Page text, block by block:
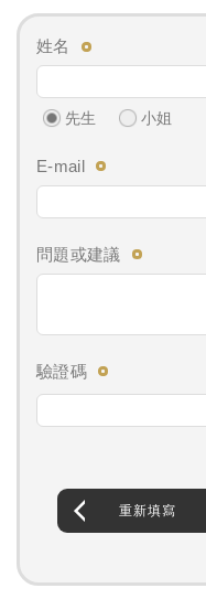
姓名
先生 小姐
E-mail
問題或建議
驗證碼
重新填寫